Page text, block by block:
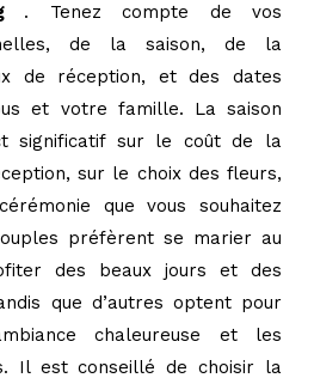
. Tenez compte de vos
de la saison, de la
de réception, et des dates
et votre famille. La saison
significatif sur le coût de la
sur le choix des fleurs,
que vous souhaitez
préfèrent se marier au
des beaux jours et des
que d’autres optent pour
chaleureuse et les
Il est conseillé de choisir la